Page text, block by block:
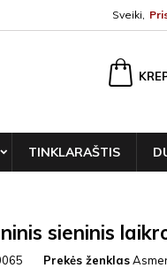
Sveiki,
TINKLARAŠTIS
sieninis
Prekės ženklas